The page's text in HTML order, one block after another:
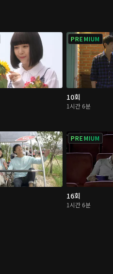
PREMIUM
10회
1시간 6분
PREMIUM
16회
1시간 6분